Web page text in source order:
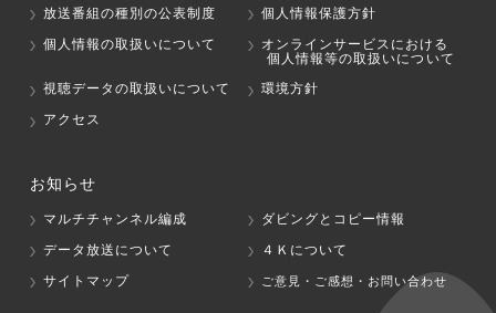
放送番組の種別の公表制度
個人情報保護方針
個人情報の取扱いについて
オンラインサービスにおける
個人情報等の取扱いについて
視聴データの取扱いについて
環境方針
アクセス
お知らせ
マルチチャンネル編成
ダビングとコピー情報
データ放送について
４Ｋについて
サイトマップ
ご意見・ご感想・お問い合わせ